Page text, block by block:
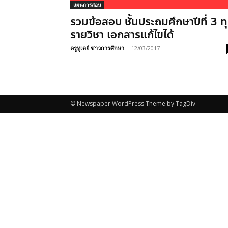
แผนการสอน
รวมข้อสอบ ชั้นประถมศึกษาปีที่ 3
รายวิชา เอกสารแก้ไขได้
ครูทูเดย์ ข่าวการศึกษา - 12/03/2017
© Newspaper WordPress Theme by TagDiv